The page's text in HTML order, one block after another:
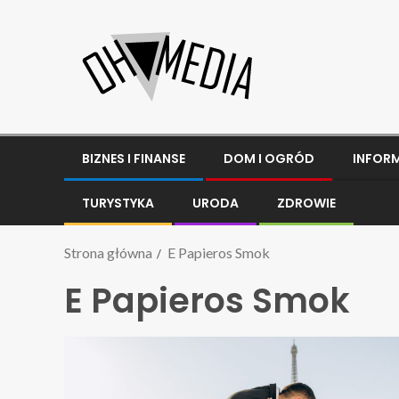
BIZNES I FINANSE DOM I OGRÓD
TURYSTYKA URODA ZDROWIE
Strona główna E Papieros Smok
E Papieros Smok